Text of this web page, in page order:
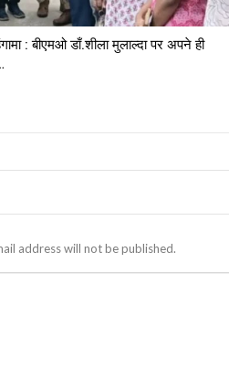
: बीएमओ डाँ.शीला मुलाल्दा पर अपने ही
address will not be published.